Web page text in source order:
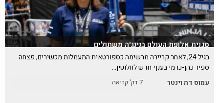
סגנית אלופת העולם בנינג'ה משתולים
בגיל 24, לאחר קריירה מרשימה כספורטאית התעמלות מכשירים, פצחה
ספיר כהן-כרמי בענף חדש לחלוטין…
עמוס דה וינטר
7דק' קריאה